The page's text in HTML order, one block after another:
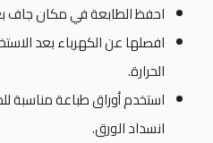
احفظ الطابعة في مكان جاف
افصلها عن الكهرباء بعد
الحرارة.
استخدم أوراق طباعة مناسبة
انسداد الورق.